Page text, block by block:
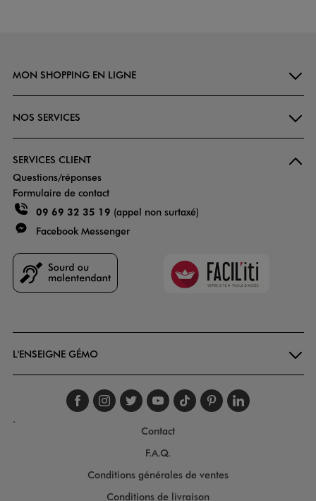
MON SHOPPING EN LIGNE
NOS SERVICES
SERVICES CLIENT
Questions/réponses
Formulaire de contact
09 69 32 35 19 (appel non surtaxé)
Facebook Messenger
Faciliti
L'ENSEIGNE GÉMO
Suivez-nous sur
Suivez-nous sur
Suivez-nous sur
Suivez-nous
Suivez-nous
Suivez-
.
Contact
F.A.Q.
Conditions générales de ventes
Conditions de livraison